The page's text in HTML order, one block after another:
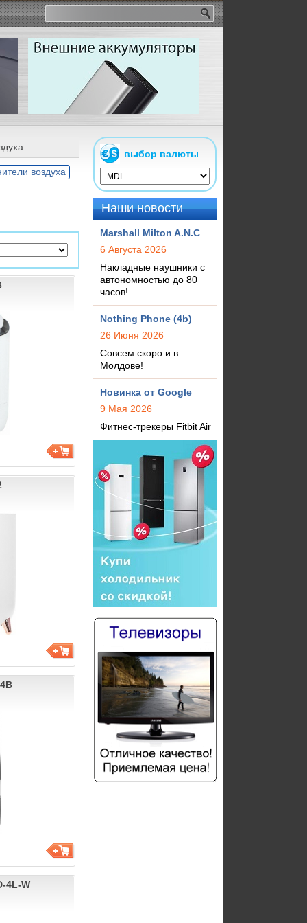
воздуха
4L-W
выбор валюты
Наши новости
Marshall Milton A.N.C
6 Августа 2026
Накладные наушники с
автономностью до 80
часов!
Nothing Phone (4b)
26 Июня 2026
Совсем скоро и в
Молдове!
Новинка от Google
9 Мая 2026
Фитнес-трекеры Fitbit Air